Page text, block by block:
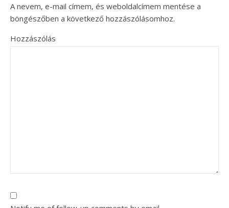
A nevem, e-mail címem, és weboldalcímem mentése a
böngészőben a következő hozzászólásomhoz.
Hozzászólás